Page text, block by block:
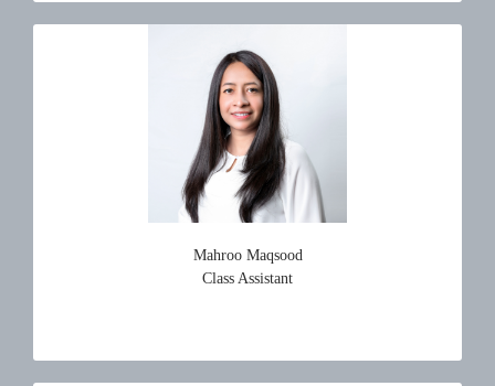
Mahroo Maqsood
Class Assistant